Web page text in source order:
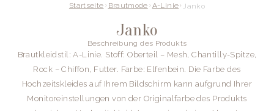
Startseite Brautmode A-Linie Janko
Janko
Beschreibung des Produkts
Brautkleidstil: A-Linie. Stoff: Oberteil – Mesh, Chantilly-Spitze,
Rock – Chiffon, Futter. Farbe: Elfenbein. Die Farbe des
Hochzeitskleides auf Ihrem Bildschirm kann aufgrund Ihrer
Monitoreinstellungen von der Originalfarbe des Produkts